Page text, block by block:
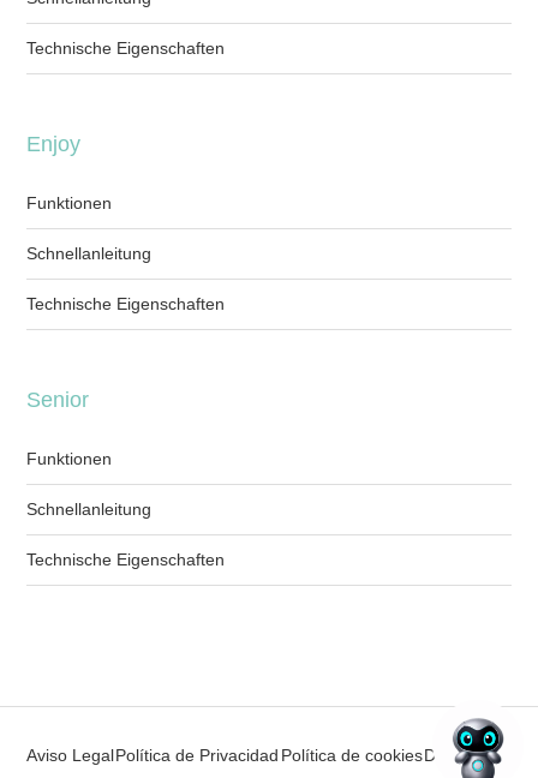
Technische Eigenschaften
Enjoy
Funktionen
Schnellanleitung
Technische Eigenschaften
Senior
Funktionen
Schnellanleitung
Technische Eigenschaften
Aviso LegalPolítica de Privacidad Política de cookiesDeutsch